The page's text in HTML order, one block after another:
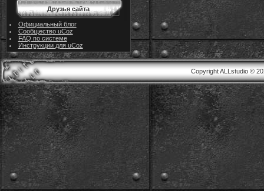
Друзья сайта
Официальный блог
Сообщество uCoz
FAQ по системе
Инструкции для uCoz
Copyright ALLstudio ©